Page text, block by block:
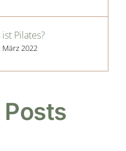
ist Pilates?
März 2022
Posts